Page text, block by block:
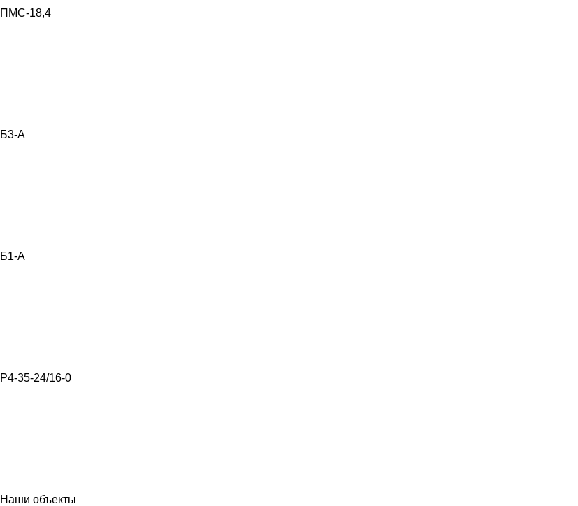
ПМС-18,4
Б3-А
Б1-А
Р4-35-24/16-0
Наши объекты